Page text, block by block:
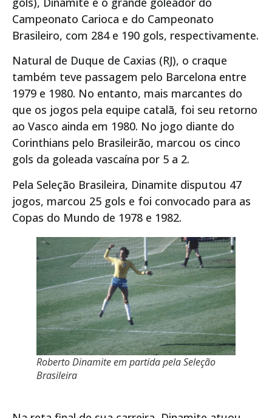
Campeonato Carioca e do Campeonato
Brasileiro, com 284 e 190 gols, respectivamente.
Natural de Duque de Caxias (RJ), o craque
também teve passagem pelo Barcelona entre
1979 e 1980. No entanto, mais marcantes do
que os jogos pela equipe catalã, foi seu retorno
ao Vasco ainda em 1980. No jogo diante do
Corinthians pelo Brasileirão, marcou os cinco
gols da goleada vascaína por 5 a 2.
Pela Seleção Brasileira, Dinamite disputou 47
jogos, marcou 25 gols e foi convocado para as
Copas do Mundo de 1978 e 1982.
Roberto Dinamite em partida pela Seleção
Brasileira